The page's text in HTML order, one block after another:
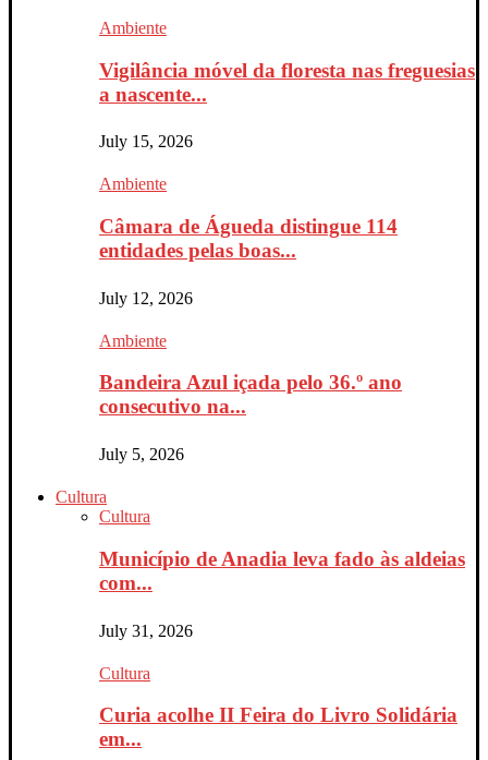
Ambiente
Vigilância móvel da floresta nas freguesias
a nascente...
July 15, 2026
Ambiente
Câmara de Águeda distingue 114
entidades pelas boas...
July 12, 2026
Ambiente
Bandeira Azul içada pelo 36.º ano
consecutivo na...
July 5, 2026
Cultura
Cultura
Município de Anadia leva fado às aldeias
com...
July 31, 2026
Cultura
Curia acolhe II Feira do Livro Solidária
em...